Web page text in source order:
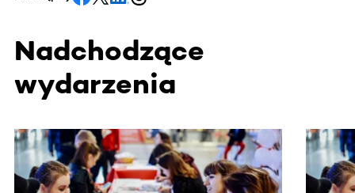
Nadchodzące
wydarzenia
Ta sekcja zawiera treści przewijane w poziomie. Użyj